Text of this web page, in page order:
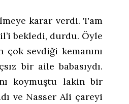
karar verdi. Tam
bekledi, durdu. Öyle
çok sevdiği kemanını
bir aile babasıydı.
koymuştu lakin bir
ve Nasser Ali çareyi